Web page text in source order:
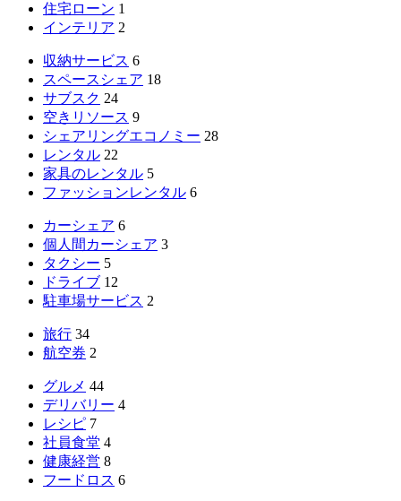
住宅ローン 1
インテリア 2
収納サービス 6
スペースシェア 18
サブスク 24
空きリソース 9
シェアリングエコノミー 28
レンタル 22
家具のレンタル 5
ファッションレンタル 6
カーシェア 6
個人間カーシェア 3
タクシー 5
ドライブ 12
駐車場サービス 2
旅行 34
航空券 2
グルメ 44
デリバリー 4
レシピ 7
社員食堂 4
健康経営 8
フードロス 6